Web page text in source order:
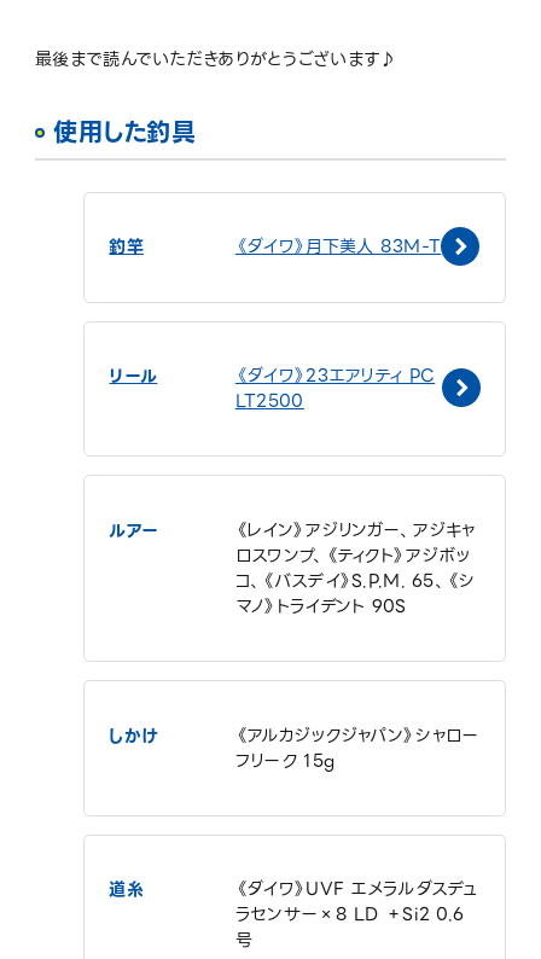
最後まで読んでいただきありがとうございます♪
使用した釣具
釣竿 《ダイワ》月下美人 83M-T
リール
《ダイワ》23エアリティ PC
LT2500
ルアー
《レイン》アジリンガー、アジキャ
ロスワンプ、《ティクト》アジボッ
コ、《バスデイ》S.P.M. 65、《シ
マノ》トライデント 90S
しかけ
《アルカジックジャパン》シャロー
フリーク 15g
道糸
《ダイワ》UVF エメラルダスデュ
ラセンサー×8 LD ＋Si2 0.6
号